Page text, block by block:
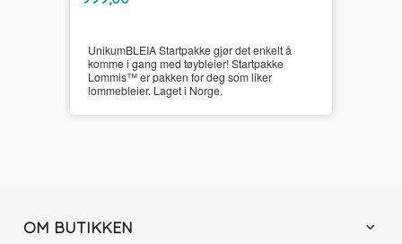
mva.
UnikumBLEIA Startpakke gjør det enkelt å
komme i gang med tøybleier! Startpakke
Lommis™ er pakken for deg som liker
lommebleier. Laget i Norge.
OM BUTIKKEN